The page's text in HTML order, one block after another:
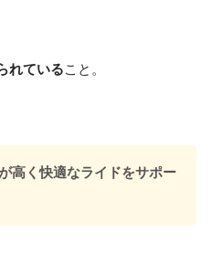
れていること。
高く快適なライドをサポー